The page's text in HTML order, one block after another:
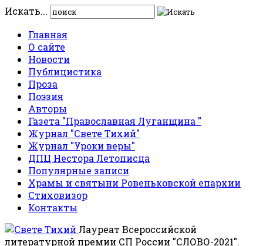
Искать...
Главная
О сайте
Новости
Публицистика
Проза
Поэзия
Авторы
Газета "Православная Луганщина "
Журнал "Свете Тихий"
Журнал "Уроки веры"
ДПЦ Нестора Летописца
Популярные записи
Храмы и святыни Ровеньковской епархии
Стиховизор
Контакты
Лауреат Всероссийской
литературной премии СП России "СЛОВО-2021".